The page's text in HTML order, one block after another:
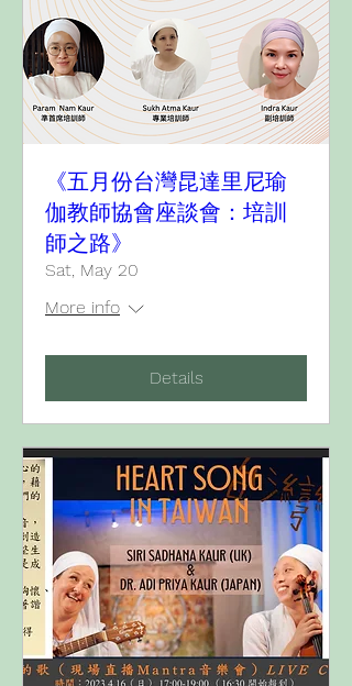
《五月份台灣昆達里尼瑜
伽教師協會座談會：培訓
師之路》
Sat, May 20
More info
Details